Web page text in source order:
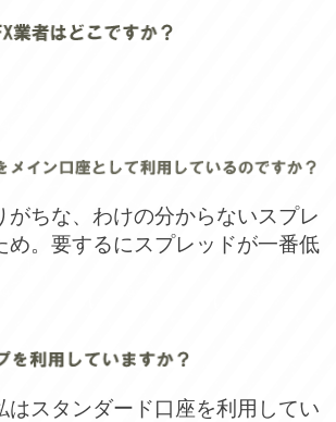
がちな、わけの分からないスプレ
め。要するにスプレッドが一番低
はスタンダード口座を利用してい